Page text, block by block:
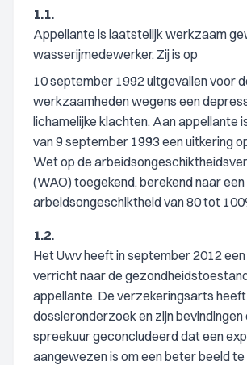
1.1.
Appellante is laatstelijk werkzaam
wasserijmedewerker. Zij is op
10 september 1992 uitgevallen voor
werkzaamheden wegens een
lichamelijke klachten. Aan appellante
van 9 september 1993 een uitkering
Wet op de
(WAO) toegekend, berekend naar
arbeidsongeschiktheid van 80 tot
1.2.
Het Uwv heeft in september 2012
verricht naar de
appellante. De verzekeringsarts
dossieronderzoek en zijn bevindingen
spreekuur geconcludeerd dat een
aangewezen is om een beter beeld te